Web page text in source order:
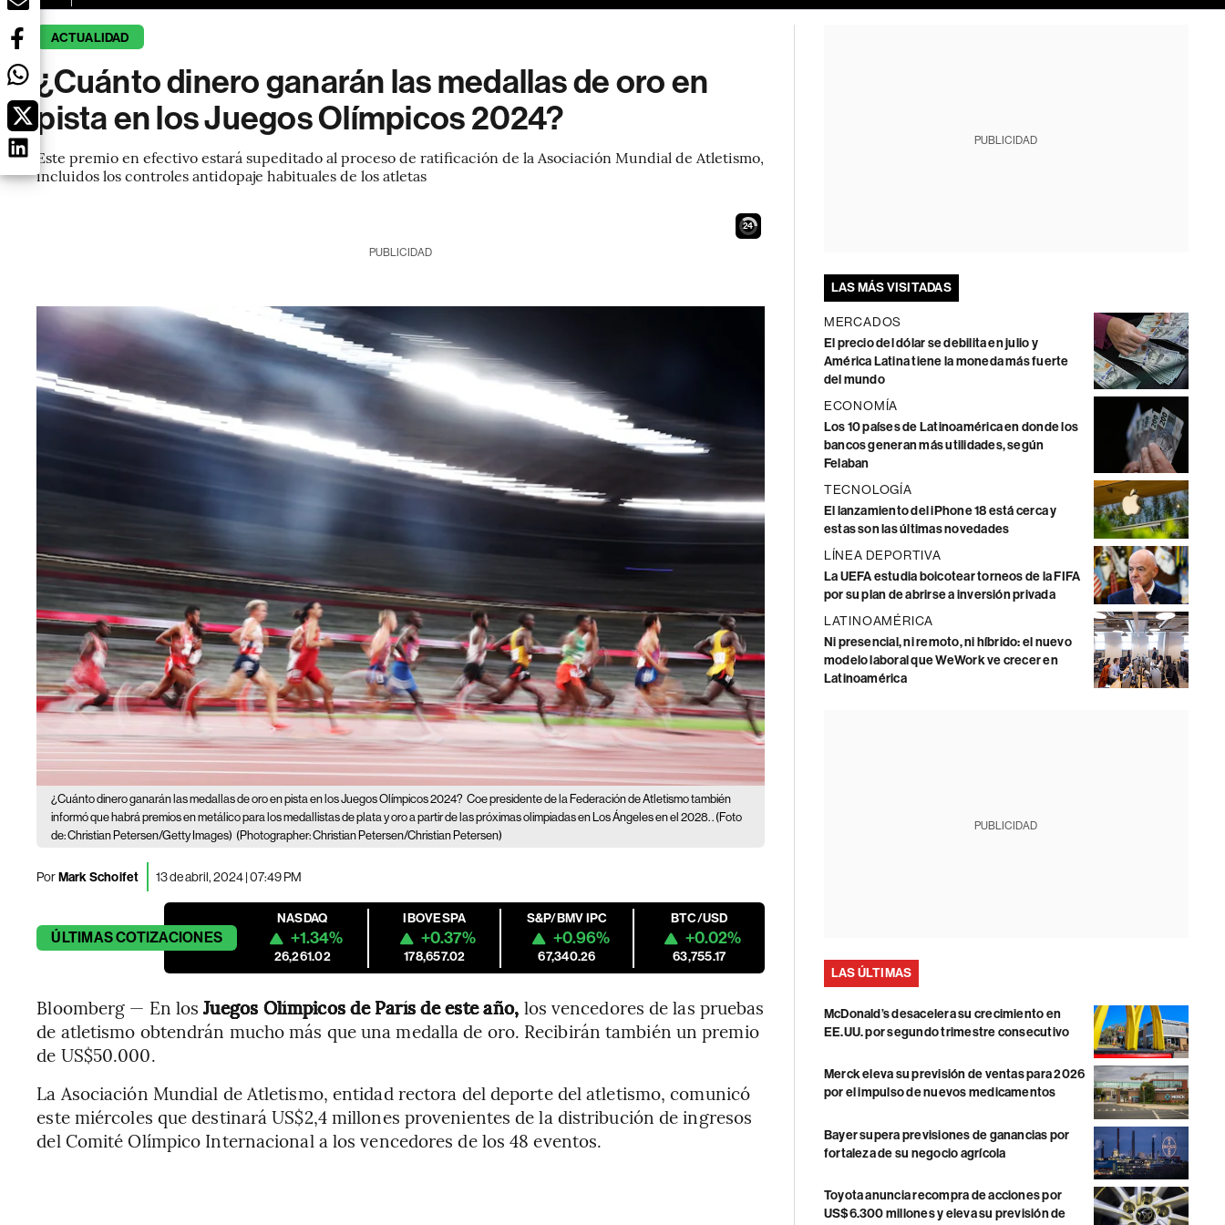
ACTUALIDAD
¿Cuánto dinero ganarán las medallas de oro en
pista en los Juegos Olímpicos 2024?
Este premio en efectivo estará supeditado al proceso de ratificación de la Asociación Mundial de Atletismo,
incluidos los controles antidopaje habituales de los atletas
23
PUBLICIDAD
¿Cuánto dinero ganarán las medallas de oro en pista en los Juegos Olímpicos 2024? Coe presidente de la Federación de Atletismo también
informó que habrá premios en metálico para los medallistas de plata y oro a partir de las próximas olimpiadas en Los Ángeles en el 2028. . (Foto
de: Christian Petersen/Getty Images) (Photographer: Christian Petersen/Christian Petersen)
PorMark Schoifet 13 de abril, 2024 | 07:49 PM
ÚLTIMASCOTIZACIONES
NASDAQ
+1.34%
26,261.02
IBOVESPA
+0.37%
178,657.02
S&P/BMV IPC
+0.96%
67,340.26
BTC/USD
+0.02%
63,755.17
Bloomberg — En losJuegos Olímpicos de París de este año, los vencedores de las pruebas
de atletismo obtendrán mucho más que una medalla de oro. Recibirán también un premio
de US$50.000.
La Asociación Mundial de Atletismo, entidad rectora del deporte del atletismo, comunicó
este miércoles que destinará US$2,4 millones provenientes de la distribución de ingresos
del Comité Olímpico Internacional a los vencedores de los 48 eventos.
PUBLICIDAD
LAS MÁS VISITADAS
MERCADOS
El precio del dólar se debilita en julio y
América Latina tiene la moneda más fuerte
del mundo
ECONOMÍA
Los 10 países de Latinoamérica en donde los
bancos generan más utilidades, según
Felaban
TECNOLOGÍA
El lanzamiento del iPhone 18 está cerca y
estas son las últimas novedades
LÍNEA DEPORTIVA
La UEFA estudia boicotear torneos de la FIFA
por su plan de abrirse a inversión privada
LATINOAMÉRICA
Ni presencial, ni remoto, ni híbrido: el nuevo
modelo laboral que WeWork ve crecer en
Latinoamérica
PUBLICIDAD
LAS ÚLTIMAS
McDonald’s desacelera su crecimiento en
EE.UU. por segundo trimestre consecutivo
Merck eleva su previsión de ventas para 2026
por el impulso de nuevos medicamentos
Bayer supera previsiones de ganancias por
fortaleza de su negocio agrícola
Toyota anuncia recompra de acciones por
US$6.300 millones y eleva su previsión de